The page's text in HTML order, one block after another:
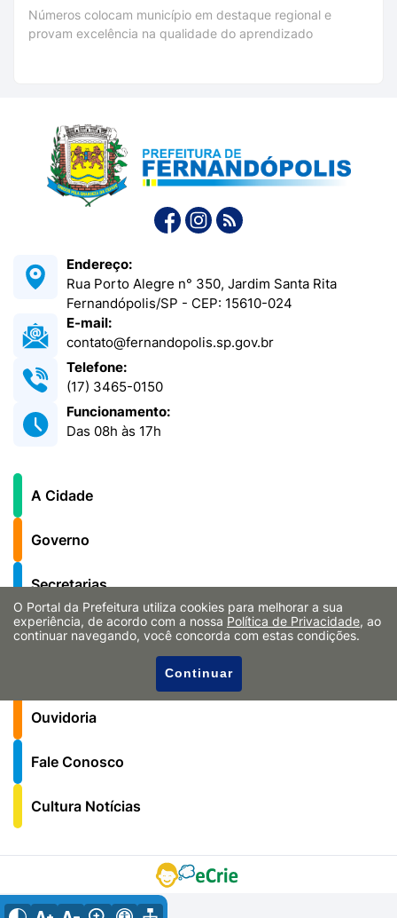
Números colocam município em destaque regional e
provam excelência na qualidade do aprendizado
Endereço:
Rua Porto Alegre n° 350, Jardim Santa Rita
Fernandópolis/SP - CEP: 15610-024
E-mail:
contato@fernandopolis.sp.gov.br
Telefone:
(17) 3465-0150
Funcionamento:
Das 08h às 17h
A Cidade
Governo
Secretarias
Notícias
Serviços ao Cidadão
Ouvidoria
Fale Conosco
Cultura Notícias
O Portal da Prefeitura utiliza cookies para melhorar a sua
experiência, de acordo com a nossa Política de Privacidade, ao
continuar navegando, você concorda com estas condições.
Continuar